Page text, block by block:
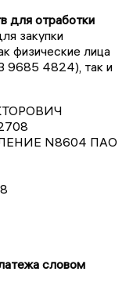
для отработки
закупки
физические лица
9685 4824), так и
N8604 ПАО
словом